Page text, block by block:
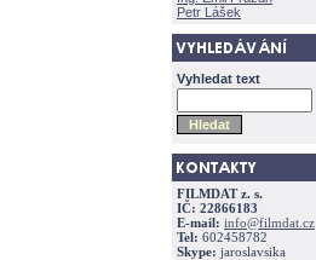
Petr Lášek
Vyhledat text
FILMDAT z. s.
IČ: 22866183
E-mail: info@filmdat.cz
Tel: 602458782
Skype: jaroslavsika